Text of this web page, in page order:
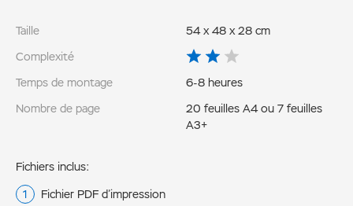
Taille
54 x 48 x 28 cm
Complexité
Temps de montage
6-8 heures
Nombre de page
20 feuilles A4 ou 7 feuilles
A3+
Fichiers inclus:
Fichier PDF d’impression